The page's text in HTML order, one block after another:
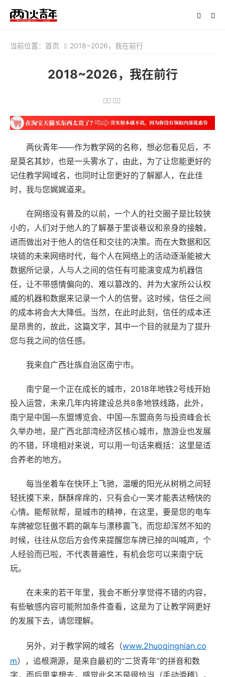
当前位置： 首页 2018~2026，我在前行
2018~2026，我在前行
两伙青年——作为教学网的名称，想必您看见后，不
是莫名其妙，也是一头雾水了，由此，为了让您能更好的
记住教学网域名，也同时让您更好的了解鄙人，在此佳
时，我与您娓娓道来。
在网络没有普及的以前，一个人的社交圈子是比较狭
小的，人们对于他人的了解基于里谈巷议和亲身的接触，
进而做出对于他人的信任和交往的决策。而在大数据和区
块链的未来网络时代，每个人在网络上的活动逐渐能被大
数据所记录，人与人之间的信任有可能演变成为机器信
任，让不带感情偏向的、难以篡改的、并为大家所公认权
威的机器和数据来记录一个人的信誉。这时候，信任之间
的成本将会大大降低。当然，在此时此刻，信任的成本还
是昂贵的，故此，这篇文字，其中一个目的就是为了提升
您与我之间的信任感。
我来自广西壮族自治区南宁市。
南宁是一个正在成长的城市，2018年地铁2号线开始
投入运营，未来几年内将建设总共8条地铁线路，此外，
南宁是中国—东盟博览会、中国—东盟商务与投资峰会长
久举办地，是广西北部湾经济区核心城市，旅游业也发展
的不错，环境相对来说，可以用一句话来概括：这里是适
合养老的地方。
每当坐着车在快环上飞驰，温暖的阳光从树梢之间轻
轻抚摸下来，酥酥痒痒的，只有会心一笑才能表达畅快的
心情。能帮就帮，是城市的精神，在这里，要是您的电车
车牌被您狂傲不羁的飙车与漂移震飞，而您却浑然不知的
时候，往往从您后方会传来提醒您车牌已掉的叫喊声，个
人经验而已啦，不代表普遍性，有机会您可以来南宁玩
玩。
在未来的若干年里，我会不断分享觉得不错的内容，
有些敏感内容可能附加条件查看，这是为了让教学网更好
的发展下去，请您理解。
另外，对于教学网的域名（www.2huoqingnian.co
m），追根溯源，是来自最初的“二货青年”的拼音和数
字，而后思来想去，感觉此名不是很恰当（手动滑稽），